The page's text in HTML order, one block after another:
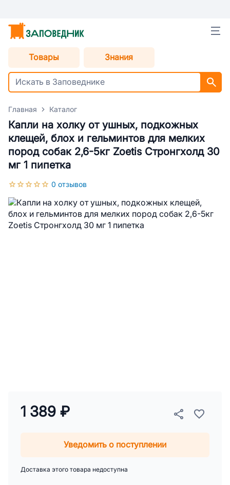
Товары Знания
Главная Каталог
Капли на холку от ушных, подкожных
клещей, блох и гельминтов для мелких
пород собак 2,6-5кг Zoetis Стронгхолд 30
мг 1 пипетка
0 отзывов
1 389 ₽
Уведомить о поступлении
Доставка этого товара недоступна